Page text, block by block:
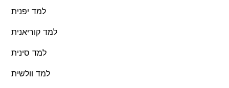
למד יפנית
למד קוריאנית
למד סינית
למד וולשית